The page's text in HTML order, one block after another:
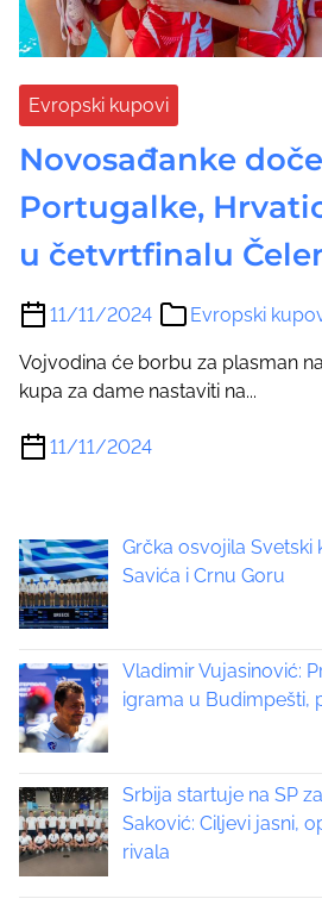
Evropski kupovi
Novosađanke
Portugalke,
u četvrtfinalu
11/11/2024 Evropski
Vojvodina će borbu za plasman
kupa za dame nastaviti na...
11/11/2024
Grčka osvojila Svetski
Savića i Crnu Goru
Vladimir Vujasinović:
igrama u Budimpešti,
Srbija startuje na SP
Saković: Ciljevi jasni,
rivala